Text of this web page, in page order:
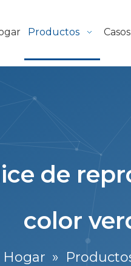
Productos Casos
de
color
Hogar »